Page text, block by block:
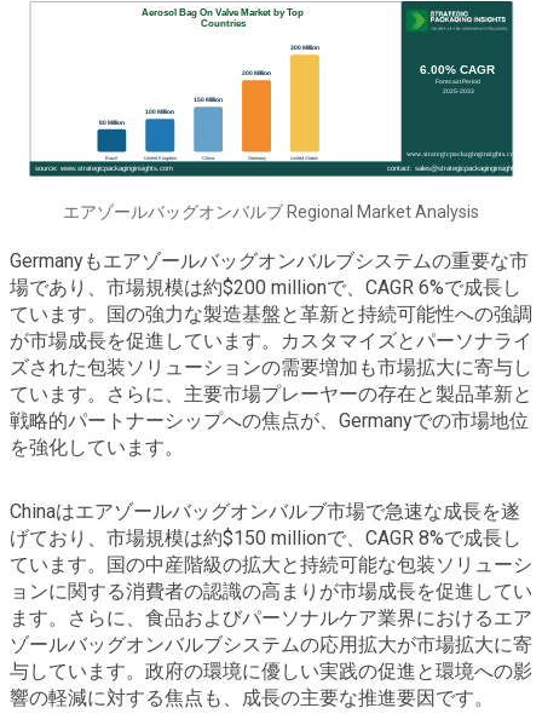
エアゾールバッグオンバルブ Regional Market Analysis
Germanyもエアゾールバッグオンバルブシステムの重要な市
場であり、市場規模は約$200 millionで、CAGR 6%で成長し
ています。国の強力な製造基盤と革新と持続可能性への強調
が市場成長を促進しています。カスタマイズとパーソナライ
ズされた包装ソリューションの需要増加も市場拡大に寄与し
ています。さらに、主要市場プレーヤーの存在と製品革新と
戦略的パートナーシップへの焦点が、Germanyでの市場地位
を強化しています。
Chinaはエアゾールバッグオンバルブ市場で急速な成長を遂
げており、市場規模は約$150 millionで、CAGR 8%で成長し
ています。国の中産階級の拡大と持続可能な包装ソリューシ
ョンに関する消費者の認識の高まりが市場成長を促進してい
ます。さらに、食品およびパーソナルケア業界におけるエア
ゾールバッグオンバルブシステムの応用拡大が市場拡大に寄
与しています。政府の環境に優しい実践の促進と環境への影
響の軽減に対する焦点も、成長の主要な推進要因です。